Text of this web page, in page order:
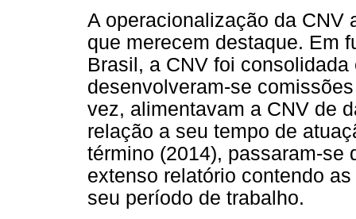
A operacionalização da CNV
que merecem destaque. Em
Brasil, a CNV foi
desenvolveram-se
vez, alimentavam a CNV de
relação a seu tempo de
término (2014), passaram-se
extenso relatório contendo
seu período de trabalho.